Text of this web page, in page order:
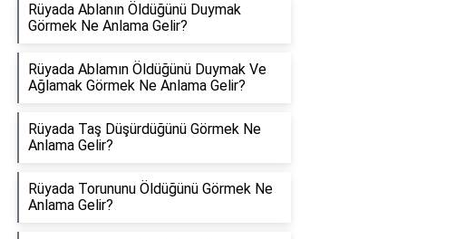
Rüyada Ablanın Öldüğünü Duymak
Görmek Ne Anlama Gelir?
Rüyada Ablamın Öldüğünü Duymak Ve
Ağlamak Görmek Ne Anlama Gelir?
Rüyada Taş Düşürdüğünü Görmek Ne
Anlama Gelir?
Rüyada Torununu Öldüğünü Görmek Ne
Anlama Gelir?